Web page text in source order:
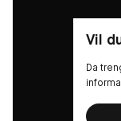
Vil
Da